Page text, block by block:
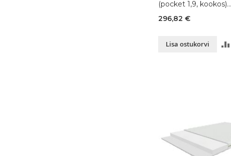
(pocket 1,9, kookos)
90x200xK17 cm
296,82 €
Lisa ostukorvi